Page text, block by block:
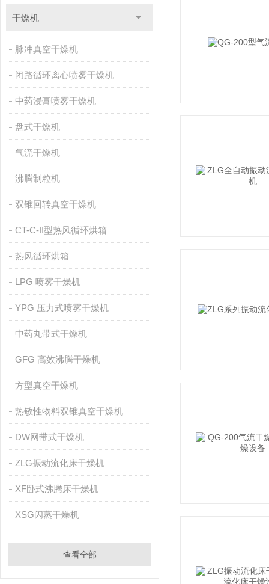
干燥机
脉冲真空干燥机
闭路循环离心喷雾干燥机
中药浸膏喷雾干燥机
盘式干燥机
气流干燥机
沸腾制粒机
双锥回转真空干燥机
CT-C-II型热风循环烘箱
热风循环烘箱
LPG 喷雾干燥机
YPG 压力式喷雾干燥机
中药丸带式干燥机
GFG 高效沸腾干燥机
方型真空干燥机
热敏性物料双锥真空干燥机
DW网带式干燥机
ZLG振动流化床干燥机
XF卧式沸腾床干燥机
XSG闪蒸干燥机
查看全部